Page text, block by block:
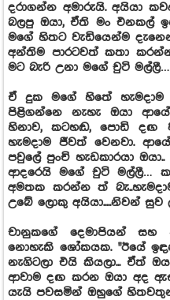
දරාගන්න අමාරුයි. අයියා
බලපු ඔයා, ඒති මං එනකල්
මගේ හිතට වැඩියෙන්ම
අන්තිම පාරටවත් කතා
මට බැරි උනා මගේ චුටි මල්ලී…
ඒ දුක මගේ හිතේ
පිළිගන්නෙ නැහැ ඔයා
හිනාව, කටහඬ, පොඩි දඟ
හැමදාම ජීවත් වෙනවා.
පවුලේ පුංචි හැඩකාරයා
ආදරෙයි මගේ චුටි මල්ලී…
අමතක කරන්න ත්
උබේ ලොකු අයියා.....නිවන් සුව
චානුකගේ දෙමාපියන්
නොහැකි ශෝකයක. "ඊයේ
නැගිටලා එයි කියලා... ඒත්
ආවාම දඟ කරන ඔයා අද
යැයි පවසමින් ඔහුගේ